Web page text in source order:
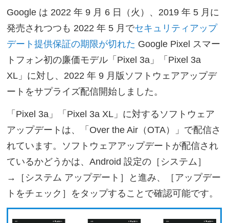
Google は 2022 年 9 月 6 日（火）、2019 年 5 月に
発売されつつも 2022 年 5 月でセキュリティアップ
デート提供保証の期限が切れた Google Pixel スマー
トフォン初の廉価モデル「Pixel 3a」「Pixel 3a
XL」に対し、2022 年 9 月版ソフトウェアアップデ
ートをサプライズ配信開始しました。
「Pixel 3a」「Pixel 3a XL」に対するソフトウェア
アップデートは、「Over the Air（OTA）」で配信さ
れています。ソフトウェアアップデートが配信され
ているかどうかは、Android 設定の［システム］
→［システム アップデート］と進み、［アップデー
トをチェック］をタップすることで確認可能です。